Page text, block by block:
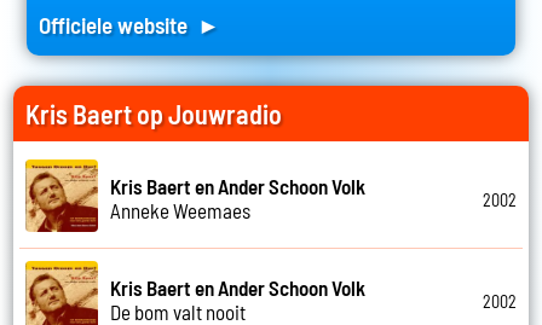
Officiele website ►
Kris Baert op Jouwradio
Kris Baert en Ander Schoon Volk
Anneke Weemaes
2002
Kris Baert en Ander Schoon Volk
De bom valt nooit
2002